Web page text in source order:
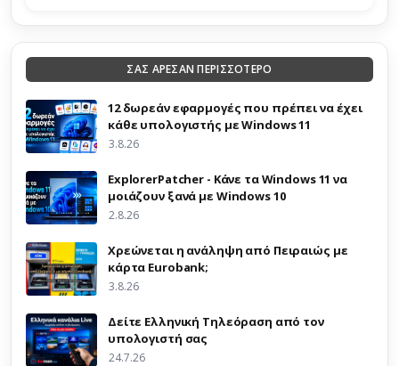
ΣΑΣ ΑΡΕΣΑΝ ΠΕΡΙΣΣΟΤΕΡΟ
12 δωρεάν εφαρμογές που πρέπει να έχει
κάθε υπολογιστής με Windows 11
3.8.26
ExplorerPatcher - Κάνε τα Windows 11 να
μοιάζουν ξανά με Windows 10
2.8.26
Χρεώνεται η ανάληψη από Πειραιώς με
κάρτα Eurobank;
3.8.26
Δείτε Ελληνική Τηλεόραση από τον
υπολογιστή σας
24.7.26